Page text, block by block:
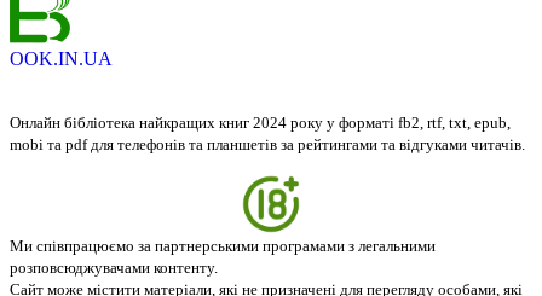
OOK.IN.UA
Онлайн бібліотека найкращих книг 2024 року у форматі fb2, rtf, txt, epub,
mobi та pdf для телефонів та планшетів за рейтингами та відгуками читачів.
Ми співпрацюємо за партнерськими програмами з легальними
розповсюджувачами контенту.
Сайт може містити матеріали, які не призначені для перегляду особами, які